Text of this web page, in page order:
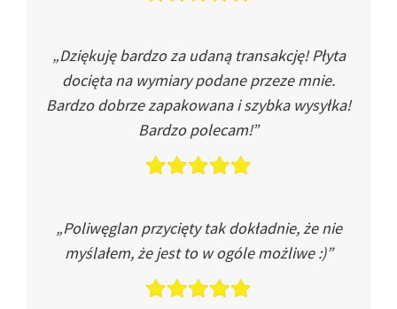
„Dziękuję bardzo za udaną transakcję! Płyta
docięta na wymiary podane przeze mnie.
Bardzo dobrze zapakowana i szybka wysyłka!
Bardzo polecam!”
„Poliwęglan przycięty tak dokładnie, że nie
myślałem, że jest to w ogóle możliwe :)”